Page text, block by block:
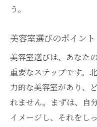
ライフスタイルに
イル術
ライフスタイ
美容室でのス
ライフスタ
自分らしいス
う。
美容室選びのポイン
美容室選びは、あなた
重要なステップです。
力的な美容室があり、
れません。まずは、自
イメージし、それをし